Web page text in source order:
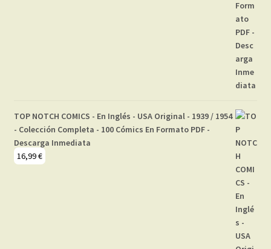
TOP NOTCH COMICS - En Inglés - USA Original - 1939 / 1954
- Colección Completa - 100 Cómics En Formato PDF -
Descarga Inmediata
16,99€